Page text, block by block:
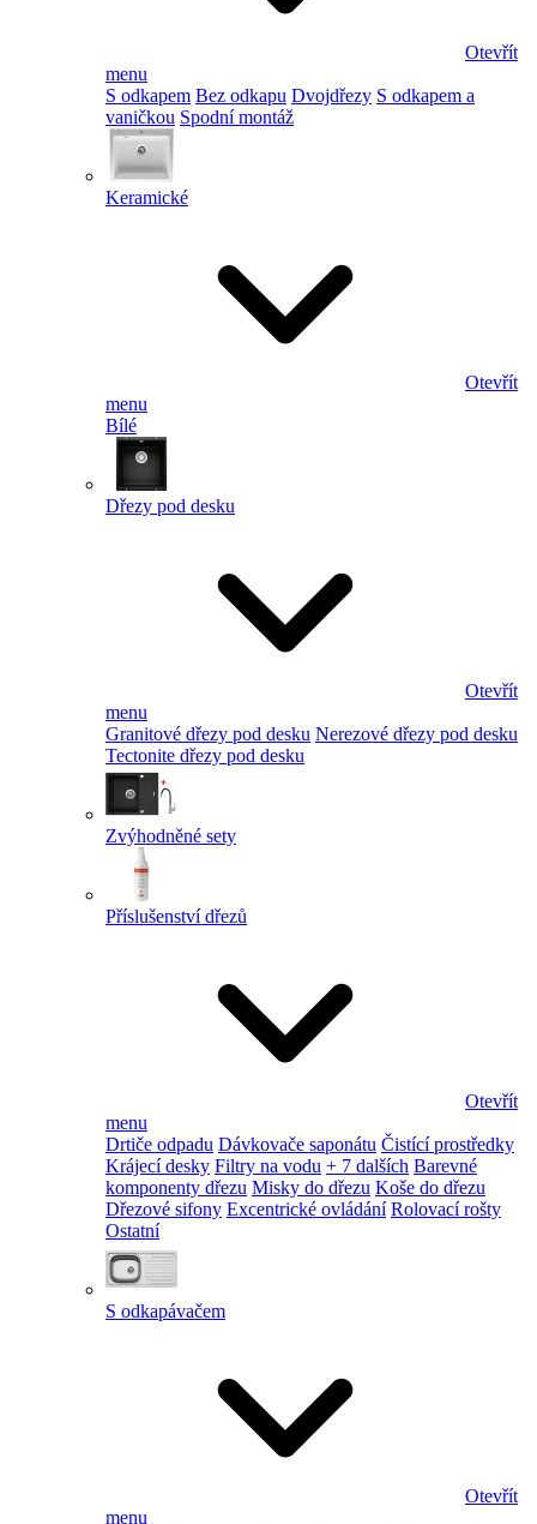
Otevřít
menu
S odkapem Bez odkapu Dvojdřezy S odkapem a
vaničkou Spodní montáž
Keramické
Otevřít
menu
Bílé
Dřezy pod desku
Otevřít
menu
Granitové dřezy pod desku Nerezové dřezy pod desku
Tectonite dřezy pod desku
Zvýhodněné sety
Příslušenství dřezů
Otevřít
menu
Drtiče odpadu Dávkovače saponátu Čistící prostředky
Krájecí desky Filtry na vodu + 7 dalších Barevné
komponenty dřezu Misky do dřezu Koše do dřezu
Dřezové sifony Excentrické ovládání Rolovací rošty
Ostatní
S odkapávačem
Otevřít
menu